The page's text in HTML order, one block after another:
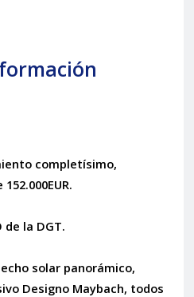
completísimo,
de la DGT.
solar panorámico,
Designo Maybach, todos